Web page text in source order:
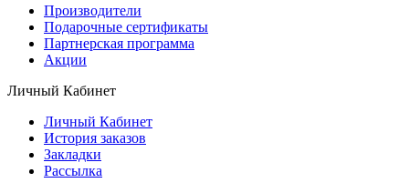
Производители
Подарочные сертификаты
Партнерская программа
Акции
Личный Кабинет
Личный Кабинет
История заказов
Закладки
Рассылка